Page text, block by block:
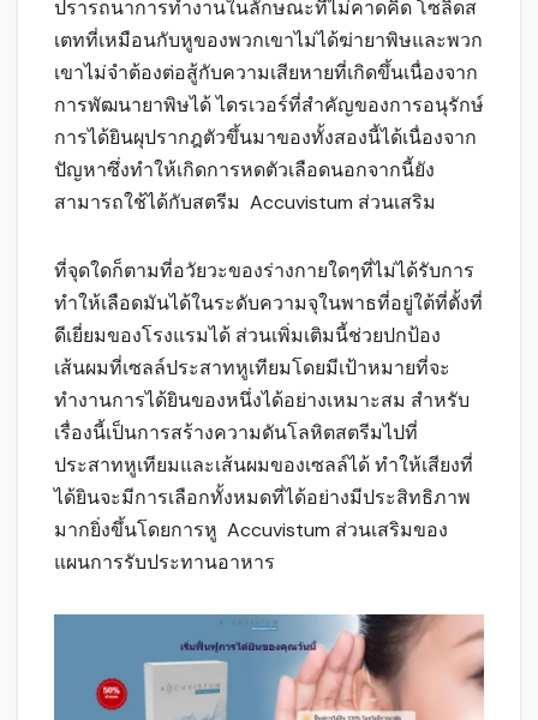
ปรารถนาการทำงานในลักษณะที่ไม่คาดคิด โซลิดส
เตทที่เหมือนกับหูของพวกเขาไม่ได้ฆ่ายาพิษและพวก
เขาไม่จำต้องต่อสู้กับความเสียหายที่เกิดขึ้นเนื่องจาก
การพัฒนายาพิษได้ ไดรเวอร์ที่สำคัญของการอนุรักษ์
การได้ยินผุปรากฎตัวขึ้นมาของทั้งสองนี้ได้เนื่องจาก
ปัญหาซึ่งทำให้เกิดการหดตัวเลือดนอกจากนี้ยัง
สามารถใช้ได้กับสตรีม Accuvistum ส่วนเสริม
ที่จุดใดก็ตามที่อวัยวะของร่างกายใดๆที่ไม่ได้รับการ
ทำให้เลือดมันได้ในระดับความจุในพาธที่อยู่ใต้ที่ตั้งที่
ดีเยี่ยมของโรงแรมได้ ส่วนเพิ่มเติมนี้ช่วยปกป้อง
เส้นผมที่เซลล์ประสาทหูเทียมโดยมีเป้าหมายที่จะ
ทำงานการได้ยินของหนึ่งได้อย่างเหมาะสม สำหรับ
เรื่องนี้เป็นการสร้างความดันโลหิตสตรีมไปที่
ประสาทหูเทียมและเส้นผมของเซลล์ได้ ทำให้เสียงที่
ได้ยินจะมีการเลือกทั้งหมดที่ได้อย่างมีประสิทธิภาพ
มากยิ่งขึ้นโดยการหู Accuvistum ส่วนเสริมของ
แผนการรับประทานอาหาร